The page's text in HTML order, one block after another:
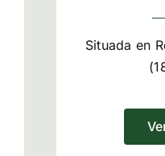
Situada en